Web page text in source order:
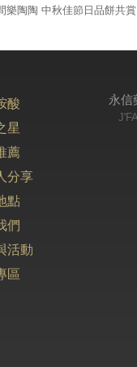
樂陶陶 中秋佳節日品餅共賞
酸
星
薦
分享
點
們
活動
區
永信